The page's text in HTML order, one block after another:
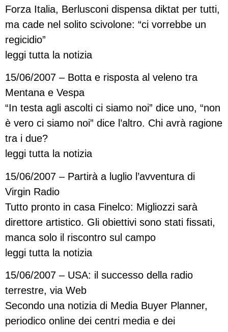
Forza Italia, Berlusconi dispensa diktat per tutti,
ma cade nel solito scivolone: “ci vorrebbe un
regicidio”
leggi tutta la notizia
15/06/2007 – Botta e risposta al veleno tra
Mentana e Vespa
“In testa agli ascolti ci siamo noi” dice uno, “non
è vero ci siamo noi” dice l’altro. Chi avrà ragione
tra i due?
leggi tutta la notizia
15/06/2007 – Partirà a luglio l’avventura di
Virgin Radio
Tutto pronto in casa Finelco: Migliozzi sarà
direttore artistico. Gli obiettivi sono stati fissati,
manca solo il riscontro sul campo
leggi tutta la notizia
15/06/2007 – USA: il successo della radio
terrestre, via Web
Secondo una notizia di Media Buyer Planner,
periodico online dei centri media e dei